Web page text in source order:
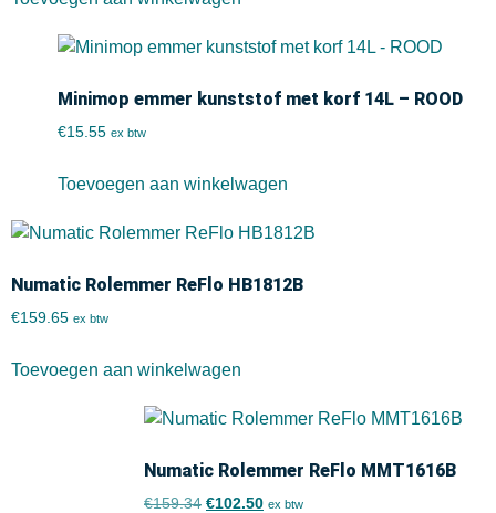
Minimop emmer kunststof met korf 14L – ROOD
€15.55 ex btw
Toevoegen aan winkelwagen
Numatic Rolemmer ReFlo HB1812B
€159.65 ex btw
Toevoegen aan winkelwagen
Numatic Rolemmer ReFlo MMT1616B
€159.34 €102.50 ex btw